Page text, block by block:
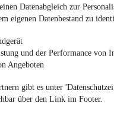
einen Datenabgleich zur
eigenen Datenbestand zu
und der Performance von
Angeboten
gibt es unter
über den Link im Footer.
Ford Kuga ST-Line
27.490 €
Unfallfrei•EZ 09/2021